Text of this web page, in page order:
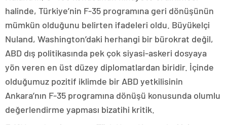
halinde, Türkiye’nin F-35 programına geri dönüşünün
mümkün olduğunu belirten ifadeleri oldu. Büyükelçi
Nuland, Washington’daki herhangi bir bürokrat değil,
ABD dış politikasında pek çok siyasi-askeri dosyaya
yön veren en üst düzey diplomatlardan biridir. İçinde
olduğumuz pozitif iklimde bir ABD yetkilisinin
Ankara’nın F-35 programına dönüşü konusunda olumlu
değerlendirme yapması bizatihi kritik.